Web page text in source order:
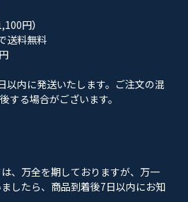
円）
送料無料
以内に発送いたします。ご注文の混
する場合がございます。
、万全を期しておりますが、万一
したら、商品到着後7日以内にお知